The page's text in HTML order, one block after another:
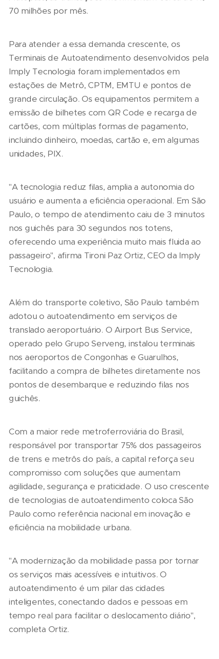
70 milhões por mês.
Para atender a essa demanda crescente, os
Terminais de Autoatendimento desenvolvidos pela
Imply Tecnologia foram implementados em
estações de Metrô, CPTM, EMTU e pontos de
grande circulação. Os equipamentos permitem a
emissão de bilhetes com QR Code e recarga de
cartões, com múltiplas formas de pagamento,
incluindo dinheiro, moedas, cartão e, em algumas
unidades, PIX.
"A tecnologia reduz filas, amplia a autonomia do
usuário e aumenta a eficiência operacional. Em São
Paulo, o tempo de atendimento caiu de 3 minutos
nos guichês para 30 segundos nos totens,
oferecendo uma experiência muito mais fluida ao
passageiro", afirma Tironi Paz Ortiz, CEO da Imply
Tecnologia.
Além do transporte coletivo, São Paulo também
adotou o autoatendimento em serviços de
translado aeroportuário. O Airport Bus Service,
operado pelo Grupo Serveng, instalou terminais
nos aeroportos de Congonhas e Guarulhos,
facilitando a compra de bilhetes diretamente nos
pontos de desembarque e reduzindo filas nos
guichês.
Com a maior rede metroferroviária do Brasil,
responsável por transportar 75% dos passageiros
de trens e metrôs do país, a capital reforça seu
compromisso com soluções que aumentam
agilidade, segurança e praticidade. O uso crescente
de tecnologias de autoatendimento coloca São
Paulo como referência nacional em inovação e
eficiência na mobilidade urbana.
"A modernização da mobilidade passa por tornar
os serviços mais acessíveis e intuitivos. O
autoatendimento é um pilar das cidades
inteligentes, conectando dados e pessoas em
tempo real para facilitar o deslocamento diário",
completa Ortiz.